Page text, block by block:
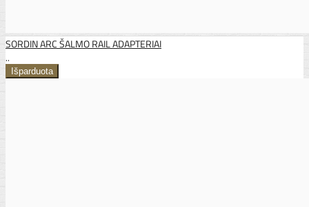
SORDIN ARC ŠALMO RAIL ADAPTERIAI
..